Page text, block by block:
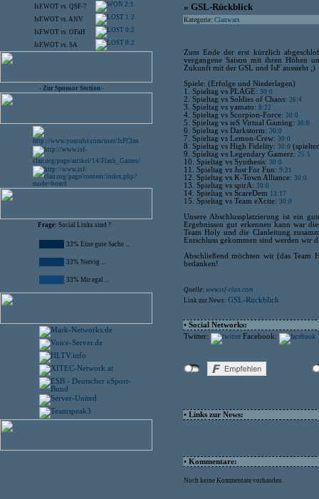
IsF.WOT vs. QSF-7 2:1
IsF.WOT vs.ANV 1:2
IsF.WOT vs. OFaH 0:2
IsF.WOT vs. SA 0:2
- Zur Sponsor Section -
Frage: Social Links sind ?
33% Eine gute Sache ...
33% Nervig ...
33% Mir egal ...
» GSL-Rückblick
Kategorie: Clanwars
Zum Ende der erst kürzlich
vergangene Saison mit ihren Höhen
Zukunft mit der GSL und IsF aussieht ;)
Spiele: (Erfolge und Niederlagen)
1. Spieltag vs PLAGE: 30:0
2. Spieltag vs Soldies of Chaos: 26:4
3. Spieltag vs yamato: 8:22
4. Spieltag vs Scorpion-Force: 30:0
5. Spieltag vs ieS Virtual Gaming: 30:0
6. Spieltag vs Darkstorm: 30:0
7. Spieltag vs Lemon-Crew: 30:0
8. Spieltag vs High Fidelity: 30:0
9. Spieltag vs Legendary Gamerz: 25:5
10. Spieltag vs Synthesis: 30:0
11. Spieltag vs Just For Fun: 9:21
12. Spieltag vs K-Town Alliance: 30:0
13. Spieltag vs spirA: 30:0
14. Spieltag vs ScareDem 13:17
15. Spieltag vs Team eXcite: 30:0
Unsere Abschlussplatzierung ist ein
Ergebnissen gut erkennen kann war
Team Holy und die Clanleitung
Entschluss gekommen sind werden wir
Abschließend möchten wir (das Team
bedanken!
Quelle: www.isf-clan.com
Link zur News: GSL-Rückblick
• Social Networks:
Twitter:
Facebook:
• Links zur News:
• Kommentare:
Noch keine Kommentare vorhanden